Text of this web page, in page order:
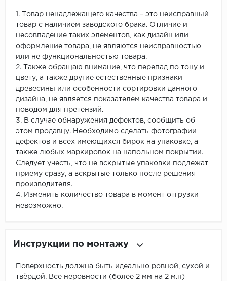
1. Товар ненадлежащего качества – это неисправный
товар с наличием заводского брака. Отличие и
несовпадение таких элементов, как дизайн или
оформление товара, не являются неисправностью
или не функциональностью товара.
2. Также обращаю внимание, что перепад по тону и
цвету, а также другие естественные признаки
древесины или особенности сортировки данного
дизайна, не является показателем качества товара и
поводом для претензий.
3. В случае обнаружения дефектов, сообщить об
этом продавцу. Необходимо сделать фотографии
дефектов и всех имеющихся бирок на упаковке, а
также любых маркировок на напольном покрытии.
Следует учесть, что не вскрытые упаковки подлежат
приему сразу, а вскрытые только после решения
производителя.
4. Изменить количество товара в момент отгрузки
невозможно.
Инструкции по монтажу
Поверхность должна быть идеально ровной, сухой и
твёрдой. Все неровности (более 2 мм на 2 м.п)